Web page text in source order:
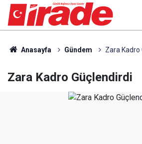
Anasayfa Gündem Zara Kadro
Zara Kadro Güçlendirdi